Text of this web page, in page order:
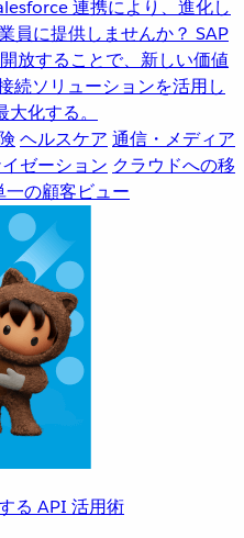
連携により、進化し
員に提供しませんか？ SAP
放することで、新しい価値
続ソリューションを活用し
化する。
ヘルスケア 通信・メディア
ゼーション クラウドへの移
一の顧客ビュー
る API 活用術